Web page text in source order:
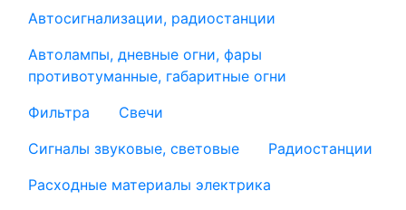
Автосигнализации, радиостанции
Автолампы, дневные огни, фары
противотуманные, габаритные огни
Фильтра
Свечи
Сигналы звуковые, световые
Радиостанции
Расходные материалы электрика